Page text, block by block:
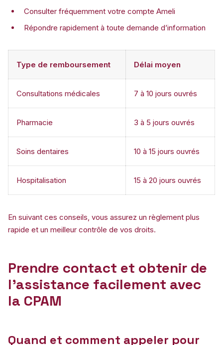
Consulter fréquemment votre compte Ameli
Répondre rapidement à toute demande d’information
Type de remboursement Délai moyen
Consultations médicales 7 à 10 jours ouvrés
Pharmacie 3 à 5 jours ouvrés
Soins dentaires 10 à 15 jours ouvrés
Hospitalisation 15 à 20 jours ouvrés
En suivant ces conseils, vous assurez un règlement plus
rapide et un meilleur contrôle de vos droits.
Prendre contact et obtenir de
l’assistance facilement avec
la CPAM
Quand et comment appeler pour